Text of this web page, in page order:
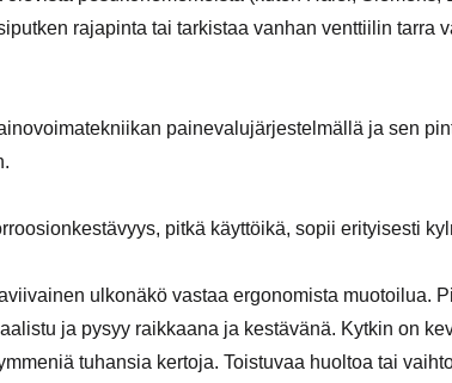
rajapinta tai tarkistaa vanhan venttiilin tarra
painevalujärjestelmällä ja sen
pitkä käyttöikä, sopii erityisesti
ulkonäkö vastaa ergonomista muotoilua.
ja pysyy raikkaana ja kestävänä. Kytkin on
tuhansia kertoja. Toistuvaa huoltoa tai